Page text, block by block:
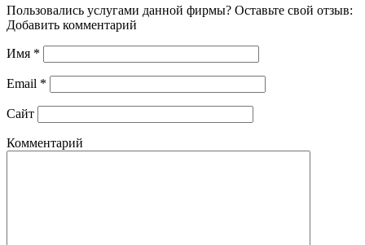
Пользовались услугами данной фирмы? Оставьте свой отзыв:
Добавить комментарий
Имя *
Email *
Сайт
Комментарий